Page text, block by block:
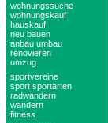
wohnungssuche
wohnungskauf
hauskauf
neu bauen
anbau umbau
renovieren
umzug
sportvereine
sport sportarten
radwandern
wandern
fitness